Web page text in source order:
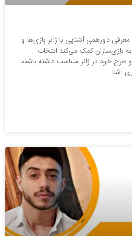
ثبت نام دورهمی همشتابی۶۷ معرفی دورهمی آشنایی با ژانر بازی‌ها و
بازی‌سازان کمک می‌کند انتخاب
طرح خود در ژانر متناسب داشته باشند.
آشنا